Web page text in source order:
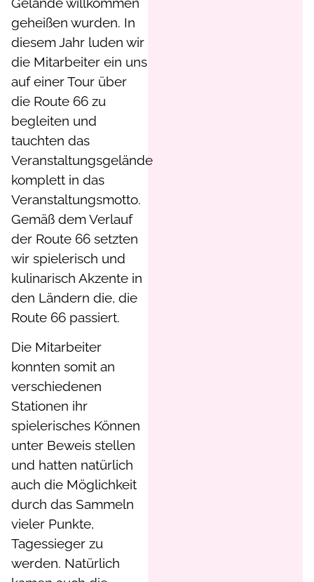
geheißen wurden. In
diesem Jahr luden wir
die Mitarbeiter ein uns
auf einer Tour über
die Route 66 zu
begleiten und
tauchten das
Veranstaltungsgelände
komplett in das
Veranstaltungsmotto.
Gemäß dem Verlauf
der Route 66 setzten
wir spielerisch und
kulinarisch Akzente in
den Ländern die, die
Route 66 passiert.
Die Mitarbeiter
konnten somit an
verschiedenen
Stationen ihr
spielerisches Können
unter Beweis stellen
und hatten natürlich
auch die Möglichkeit
durch das Sammeln
vieler Punkte,
Tagessieger zu
werden. Natürlich